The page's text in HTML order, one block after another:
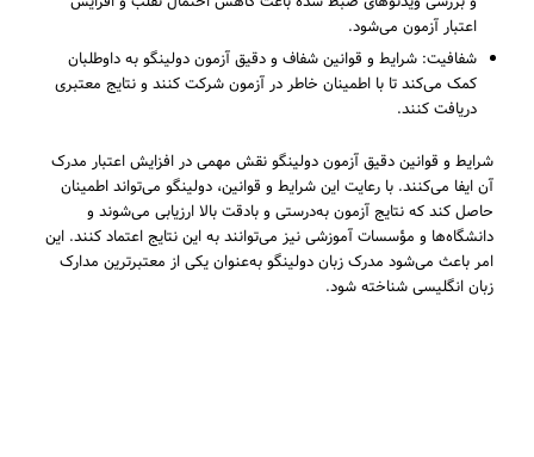
اعتبار آزمون می‌شود.
شفافیت: شرایط و قوانین شفاف و دقیق آزمون دولینگو به داوطلبان
کمک می‌کند تا با اطمینان خاطر در آزمون شرکت کنند و نتایج معتبری
دریافت کنند.
شرایط و قوانین دقیق آزمون دولینگو نقش مهمی در افزایش اعتبار مدرک
آن ایفا می‌کنند. با رعایت این شرایط و قوانین، دولینگو می‌تواند اطمینان
حاصل کند که نتایج آزمون به‌درستی و بادقت بالا ارزیابی می‌شوند و
دانشگاه‌ها و مؤسسات آموزشی نیز می‌توانند به این نتایج اعتماد کنند. این
امر باعث می‌شود مدرک زبان دولینگو به‌عنوان یکی از معتبرترین مدارک
زبان انگلیسی شناخته شود.